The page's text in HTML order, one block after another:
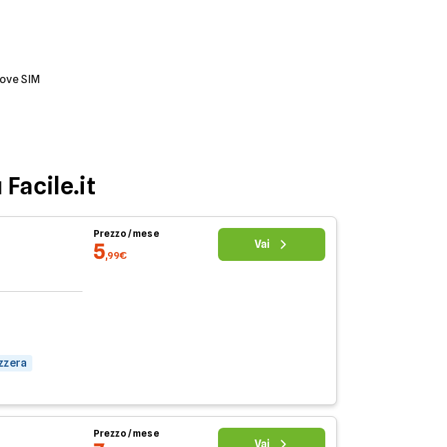
SIM
Facile.it
Prezzo / mese
5,99€
Vai
Prezzo / mese
Vai